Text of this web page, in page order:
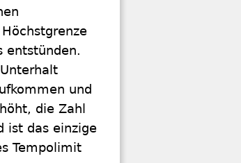
entstünden.
und
die Zahl
ist das einzige
Tempolimit